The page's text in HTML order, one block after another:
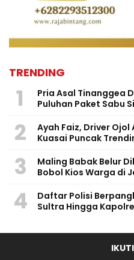
TRENDING
1
Pria Asal Tinanggea
Puluhan Paket Sabu
2
Ayah Faiz, Driver
Kuasai Puncak
3
Maling Babak Belur
Bobol Kios Warga di
4
Daftar Polisi
Sultra Hingga